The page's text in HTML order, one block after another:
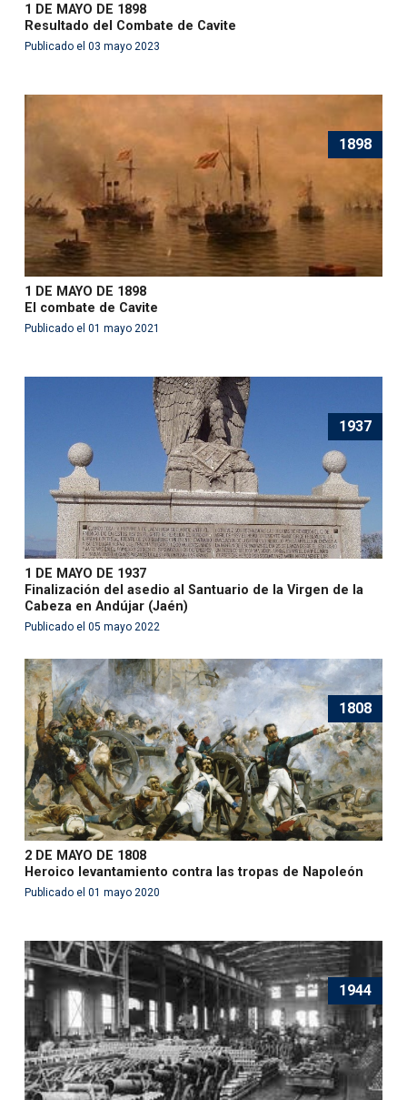
1 DE MAYO DE 1898
Resultado del Combate de Cavite
Publicado el 03 mayo 2023
1898
1 DE MAYO DE 1898
El combate de Cavite
Publicado el 01 mayo 2021
1937
1 DE MAYO DE 1937
Finalización del asedio al Santuario de la Virgen de la
Cabeza en Andújar (Jaén)
Publicado el 05 mayo 2022
1808
2 DE MAYO DE 1808
Heroico levantamiento contra las tropas de Napoleón
Publicado el 01 mayo 2020
1944